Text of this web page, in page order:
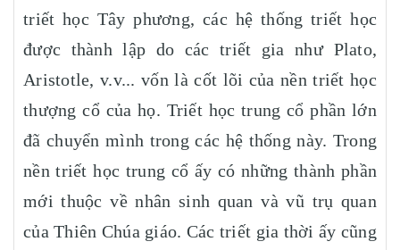
triết học Tây phương, các hệ thống triết học
được thành lập do các triết gia như Plato,
Aristotle, v.v... vốn là cốt lõi của nền triết học
thượng cổ của họ. Triết học trung cổ phần lớn
đã chuyển mình trong các hệ thống này. Trong
nền triết học trung cổ ấy có những thành phần
mới thuộc về nhân sinh quan và vũ trụ quan
của Thiên Chúa giáo. Các triết gia thời ấy cũng